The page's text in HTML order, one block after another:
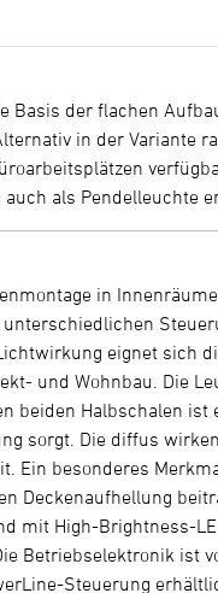
der flachen
in der Variante
als Pendelleuchte
in
eignet sich
und Wohnbau. Die
beiden Halbschalen ist
sorgt. Die diffus
Ein besonderes
Deckenaufhellung
mit High-Brightness-
Betriebselektronik ist
Steuerung